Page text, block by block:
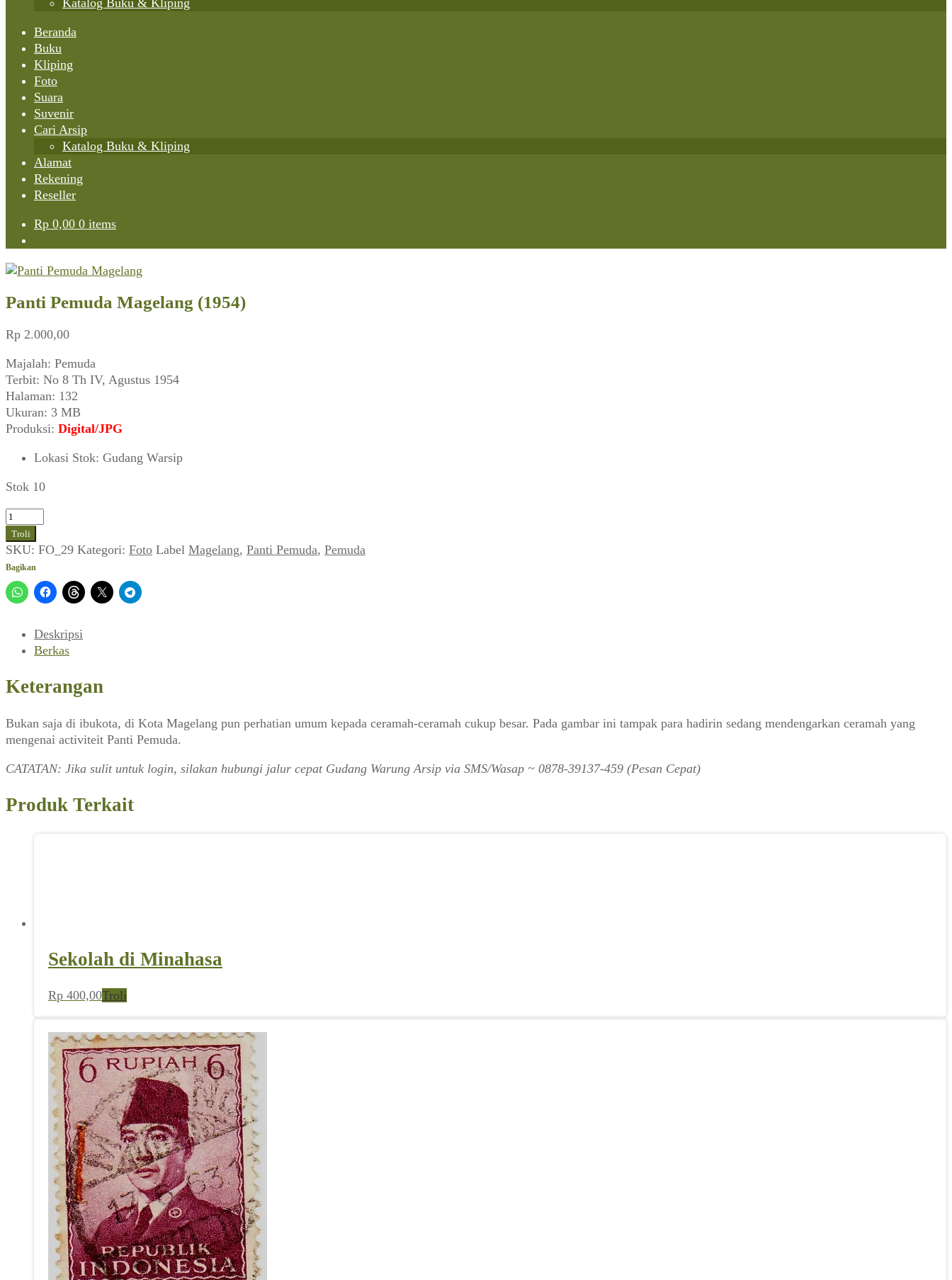
Katalog Buku & Kliping
Beranda
Buku
Kliping
Foto
Suara
Suvenir
Cari Arsip
Katalog Buku & Kliping
Alamat
Rekening
Reseller
Rp 0,00 0 items
Panti Pemuda Magelang (1954)
Rp 2.000,00
Majalah: Pemuda
Terbit: No 8 Th IV, Agustus 1954
Halaman: 132
Ukuran: 3 MB
Produksi: Digital/JPG
Lokasi Stok: Gudang Warsip
Stok 10
Kuantitas
Panti
Pemuda
Magelang
(1954)
Troli
SKU: FO_29 Kategori: Foto Label Magelang, Panti Pemuda, Pemuda
Bagikan
Deskripsi
Berkas
Keterangan
Bukan saja di ibukota, di Kota Magelang pun perhatian umum kepada ceramah-ceramah cukup besar. Pada gambar ini tampak para hadirin sedang mendengarkan ceramah yang
mengenai activiteit Panti Pemuda.
CATATAN: Jika sulit untuk login, silakan hubungi jalur cepat Gudang Warung Arsip via SMS/Wasap ~ 0878-39137-459 (Pesan Cepat)
Produk Terkait
Sekolah di Minahasa
Rp 400,00Troli